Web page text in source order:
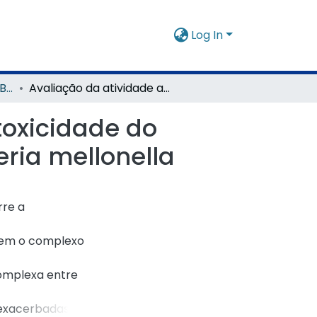
Log In
Mestrado em Ciências Biológicas Avaliação da atividade antimicrobiana e da toxicidade do Phtalox® em modelos in vitro e in vivo de Galleria mellonella
do
mellonella
a
o complexo
entre
nos